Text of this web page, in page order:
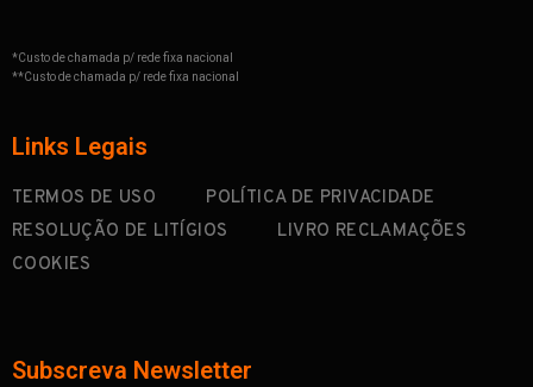
*Custo de chamada p/ rede fixa nacional
**Custo de chamada p/ rede fixa nacional
Links Legais
TERMOS DE USO
POLÍTICA DE PRIVACIDADE
RESOLUÇÃO DE LITÍGIOS
LIVRO RECLAMAÇÕES
COOKIES
Subscreva Newsletter